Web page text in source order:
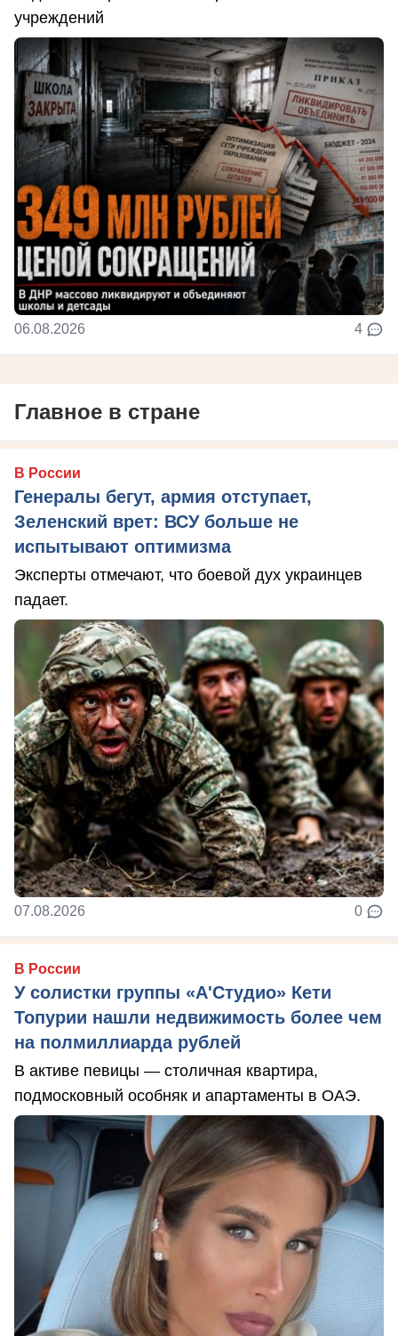
учреждений
06.08.2026 4
Главное в стране
В России
Генералы бегут, армия отступает,
Зеленский врет: ВСУ больше не
испытывают оптимизма
Эксперты отмечают, что боевой дух украинцев
падает.
07.08.2026 0
В России
У солистки группы «А'Студио» Кети
Топурии нашли недвижимость более чем
на полмиллиарда рублей
В активе певицы — столичная квартира,
подмосковный особняк и апартаменты в ОАЭ.